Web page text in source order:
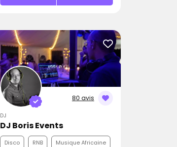
80 avis
DJ
DJ Boris Events
Disco RNB Musique Africaine